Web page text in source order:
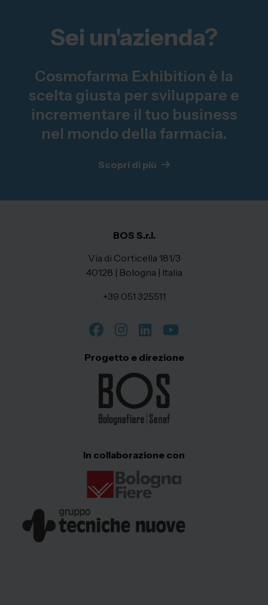
Sei un'azienda?
Cosmofarma Exhibition è la
scelta giusta per sviluppare e
incrementare il tuo business
nel mondo della farmacia.
Scopri di più
BOS S.r.l.
Via di Corticella 181/3
40128 | Bologna | Italia
+39 051 325511
Progetto e direzione
In collaborazione con